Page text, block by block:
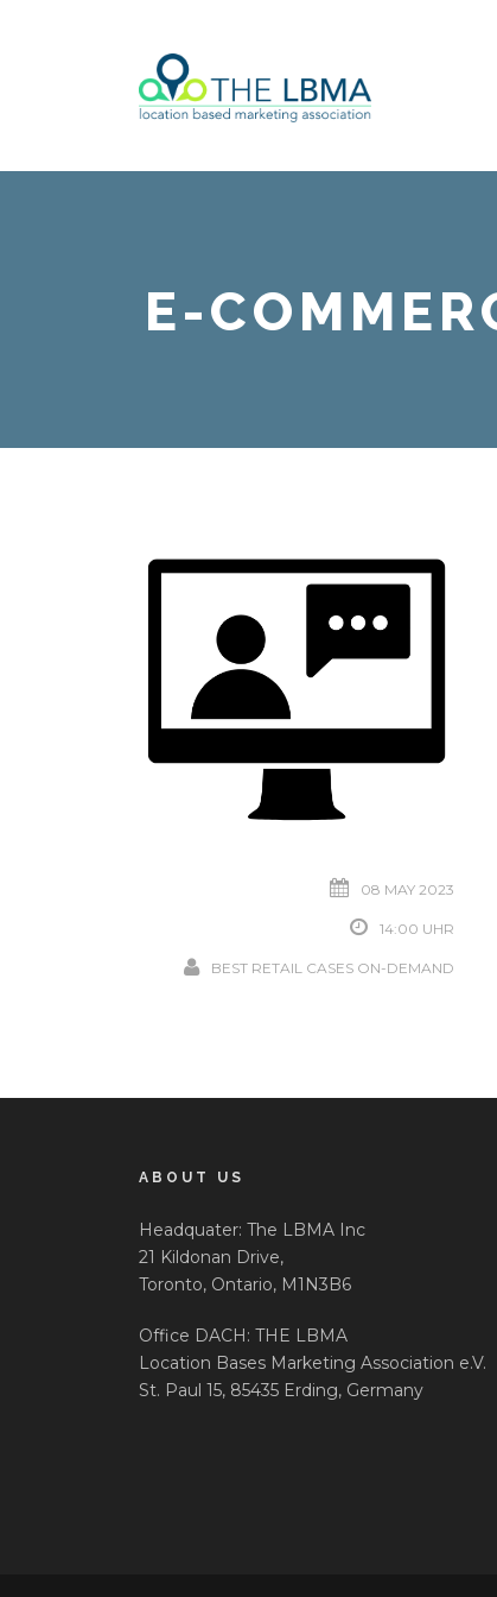
E-
08 MAY 2023
14:00 UHR
BEST RETAIL CASES ON-DEMAND
ABOUT US
Headquater: The LBMA Inc
21 Kildonan Drive,
Toronto, Ontario, M1N3B6
Office DACH: THE LBMA
Location Bases Marketing Association e.V.
St. Paul 15, 85435 Erding, Germany